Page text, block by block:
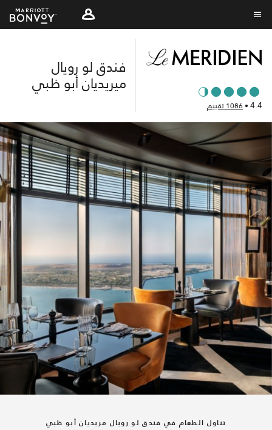
Skip
to
content
نص القائمة
4.4
•1086 تقييم
فندق لو رويال
ميريديان‎ أبو ظبي
تناول الطعام في فندق لو رويال مريديان أبو ظبي